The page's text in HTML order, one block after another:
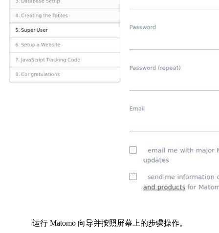
运行 Matomo 向导并按照屏幕上的步骤操作。